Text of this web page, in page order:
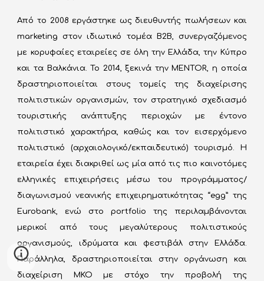
Από το 2008 εργάστηκε ως διευθυντής πωλήσεων και
marketing στον ιδιωτικό τομέα B2B, συνεργαζόμενος
με κορυφαίες εταιρείες σε όλη την Ελλάδα, την Κύπρο
και τα Βαλκάνια. Το 2014, ξεκινά την MENTOR, η οποία
δραστηριοποιείται στους τομείς της διαχείρισης
πολιτιστικών οργανισμών, τον στρατηγικό σχεδιασμό
τουριστικής ανάπτυξης περιοχών με έντονο
πολιτιστικό χαρακτήρα, καθώς και τον εισερχόμενο
πολιτιστικό (αρχαιολογικό/εκπαιδευτικό) τουρισμό. Η
εταιρεία έχει διακριθεί ως μία από τις πιο καινοτόμες
ελληνικές επιχειρήσεις μέσω του προγράμματος/
διαγωνισμού νεανικής επιχειρηματικότητας “egg” της
Eurobank, ενώ στο portfolio της περιλαμβάνονται
μερικοί από τους μεγαλύτερους πολιτιστικούς
οργανισμούς, ιδρύματα και φεστιβάλ στην Ελλάδα.
Παράλληλα, δραστηριοποιείται στην οργάνωση και
διαχείριση ΜΚΟ με στόχο την προβολή της